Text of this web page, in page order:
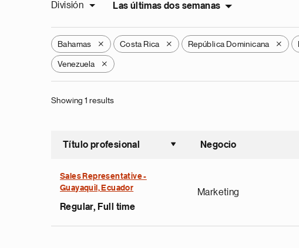
División Las últimas dos semanas
Bahamas X Costa Rica X República Dominicana X
Venezuela X
Showing 1 results
Título profesional
Ordenar
Negocio
Sales Representative -
Guayaquil, Ecuador
Regular, Full time
Marketing